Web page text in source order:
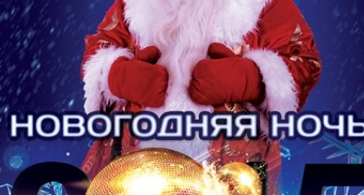
Перейти к основному содержанию